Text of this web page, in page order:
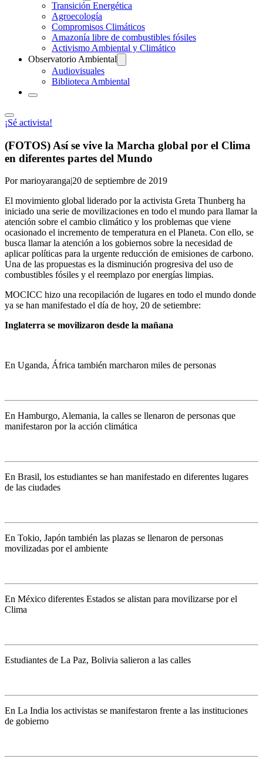
Transición Energética
Agroecología
Compromisos Climáticos
Amazonía libre de combustibles fósiles
Activismo Ambiental y Climático
Observatorio Ambiental
Audiovisuales
Biblioteca Ambiental
¡Sé activista!
(FOTOS) Así se vive la Marcha global por el Clima
en diferentes partes del Mundo
Por marioyaranga|20 de septiembre de 2019
El movimiento global liderado por la activista Greta Thunberg ha
iniciado una serie de movilizaciones en todo el mundo para llamar la
atención sobre el cambio climático y los problemas que viene
ocasionado el incremento de temperatura en el Planeta. Con ello, se
busca llamar la atención a los gobiernos sobre la necesidad de
aplicar políticas para la urgente reducción de emisiones de carbono.
Una de las propuestas es la disminución progresiva del uso de
combustibles fósiles y el reemplazo por energías limpias.
MOCICC hizo una recopilación de lugares en todo el mundo donde
ya se han manifestado el día de hoy, 20 de setiembre:
Inglaterra se movilizaron desde la mañana
En Uganda, África también marcharon miles de personas
En Hamburgo, Alemania, la calles se llenaron de personas que
manifestaron por la acción climática
En Brasil, los estudiantes se han manifestado en diferentes lugares
de las ciudades
En Tokio, Japón también las plazas se llenaron de personas
movilizadas por el ambiente
En México diferentes Estados se alistan para movilizarse por el
Clima
Estudiantes de La Paz, Bolivia salieron a las calles
En La India los activistas se manifestaron frente a las instituciones
de gobierno